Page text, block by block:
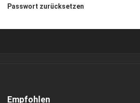
Passwort zurücksetzen
Kontakt, Impressum
Empfohlen